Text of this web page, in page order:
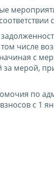
числе
с
за мерой,
по
с 1